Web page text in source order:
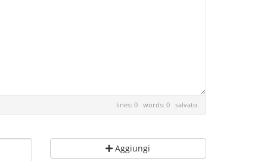
lines: 0 words: 0 salvato
Aggiungi